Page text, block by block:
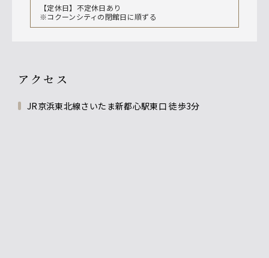
【定休日】不定休日あり
※コクーンシティの閉館日に順ずる
アクセス
JR京浜東北線さいたま新都心駅東口 徒歩3分